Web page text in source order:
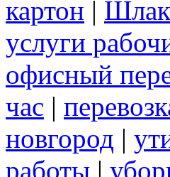
картон |
услуги
офисный
час |
новгород |
работы |